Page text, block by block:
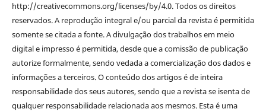
http://creativecommons.org/licenses/by/4.0. Todos os direitos
reservados. A reprodução integral e/ou parcial da revista é permitida
somente se citada a fonte. A divulgação dos trabalhos em meio
digital e impresso é permitida, desde que a comissão de publicação
autorize formalmente, sendo vedada a comercialização dos dados e
informações a terceiros. O conteúdo dos artigos é de inteira
responsabilidade dos seus autores, sendo que a revista se isenta de
qualquer responsabilidade relacionada aos mesmos. Esta é uma